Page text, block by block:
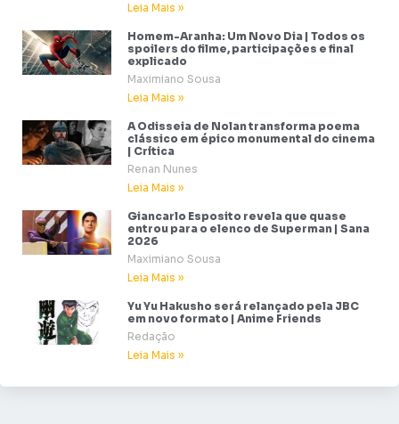
Leia Mais »
Homem-Aranha: Um Novo Dia | Todos os
spoilers do filme, participações e final
explicado
Maximiano Sousa
Leia Mais »
A Odisseia de Nolan transforma poema
clássico em épico monumental do cinema
| Crítica
Renan Nunes
Leia Mais »
Giancarlo Esposito revela que quase
entrou para o elenco de Superman | Sana
2026
Maximiano Sousa
Leia Mais »
Yu Yu Hakusho será relançado pela JBC
em novo formato | Anime Friends
Redação
Leia Mais »